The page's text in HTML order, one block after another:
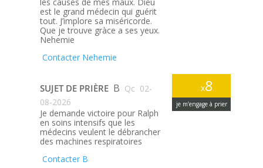
les causes de mes maux. Dieu
est le grand médecin qui guérit
tout. J’implore sa miséricorde.
Que je trouve gràce a ses yeux.
Nehemie
Contacter Nehemie
x8
je m’engage à prier
SUJET DE PRIÈRE B Qc 02-
08-2026
Je demande victoire pour Ralph
en soins intensifs que les
médecins veulent le débrancher
des machines respiratoires
Contacter B